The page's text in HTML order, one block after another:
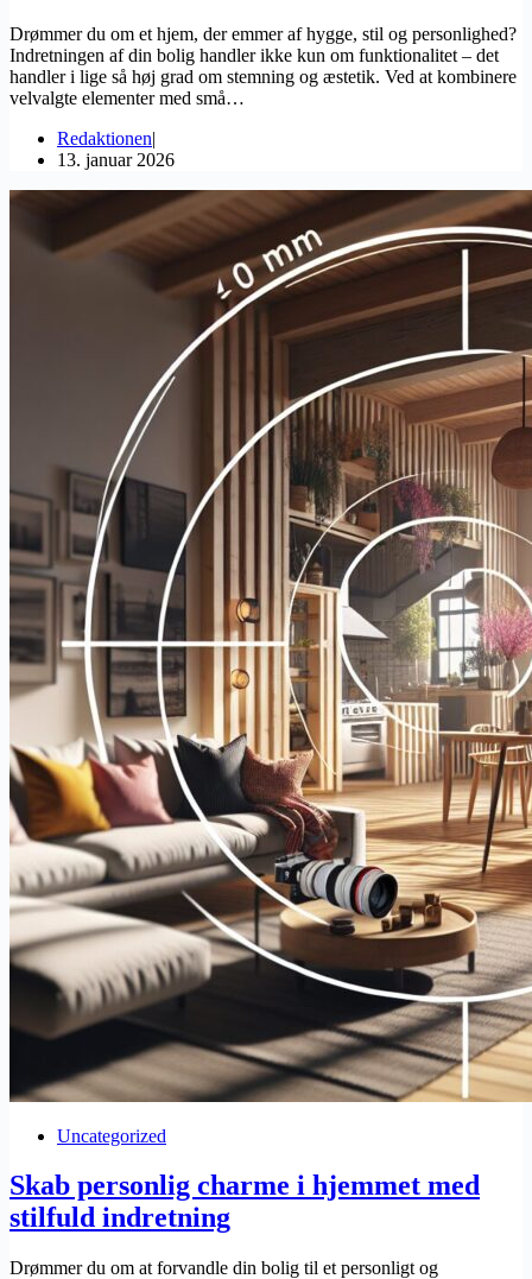
Drømmer du om et hjem, der emmer af hygge, stil og personlighed?
Indretningen af din bolig handler ikke kun om funktionalitet – det
handler i lige så høj grad om stemning og æstetik. Ved at kombinere
velvalgte elementer med små…
Redaktionen
13. januar 2026
Uncategorized
Skab personlig charme i hjemmet med
stilfuld indretning
Drømmer du om at forvandle din bolig til et personligt og